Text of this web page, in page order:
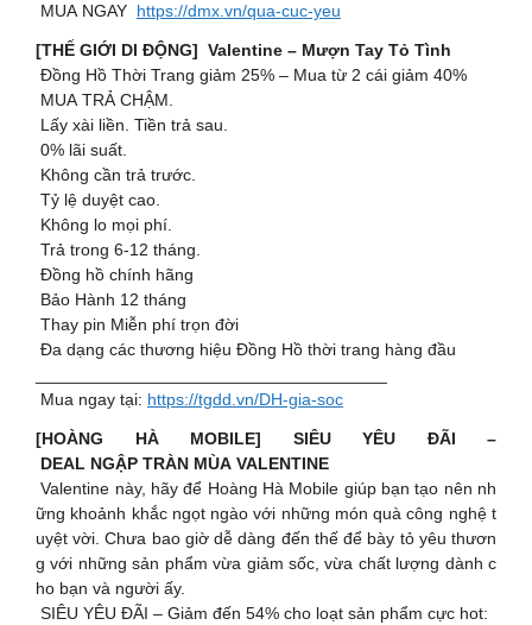
MUA NGAY https://dmx.vn/qua-cuc-yeu
[THẾ GIỚI DI ĐỘNG] Valentine – Mượn Tay Tỏ Tình
️ Đồng Hồ Thời Trang giảm 25% – Mua từ 2 cái giảm 40%
MUA TRẢ CHẬM.
Lấy xài liền. Tiền trả sau.
0% lãi suất.
Không cần trả trước.
Tỷ lệ duyệt cao.
Không lo mọi phí.
Trả trong 6-12 tháng.
​​ Đồng hồ chính hãng
Bảo Hành 12 tháng
Thay pin Miễn phí trọn đời
Đa dạng các thương hiệu Đồng Hồ thời trang hàng đầu
Mua ngay tại: https://tgdd.vn/DH-gia-soc
[HOÀNG HÀ MOBILE] SIÊU YÊU ĐÃI –
DEAL NGẬP TRÀN MÙA VALENTINE
Valentine này, hãy để Hoàng Hà Mobile giúp bạn tạo nên nh
ững khoảnh khắc ngọt ngào với những món quà công nghệ t
uyệt vời. Chưa bao giờ dễ dàng đến thế để bày tỏ yêu thươn
g với những sản phẩm vừa giảm sốc, vừa chất lượng dành c
ho bạn và người ấy.
SIÊU YÊU ĐÃI – Giảm đến 54% cho loạt sản phẩm cực hot: